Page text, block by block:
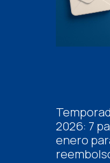
2026: 7
enero